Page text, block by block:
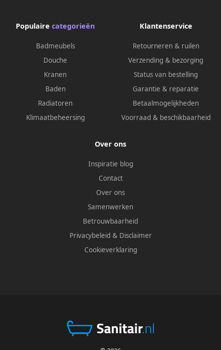
Populaire categorieën
Badmeubels
Douche
Kranen
Baden
Radiatoren
Klimaatbeheersing
Klantenservice
Retourneren & ruilen
Verzending & bezorging
Status van bestelling
Garantie & reparatie
Betaalmogelijkheden
Voorraad & beschikbaarheid
Over ons
Inspiratie blog
Contact
Over ons
Samenwerken
Betrouwbaarheid
Privacybeleid & Disclaimer
Cookieverklaring